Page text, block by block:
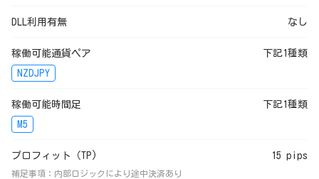
DLL利用有無 なし
稼働可能通貨ペア
下記1種類
NZDJPY
稼働可能時間足
下記1種類
M5
プロフィット（TP) 15 pips
補足事項：内部ロジックにより途中決済あり